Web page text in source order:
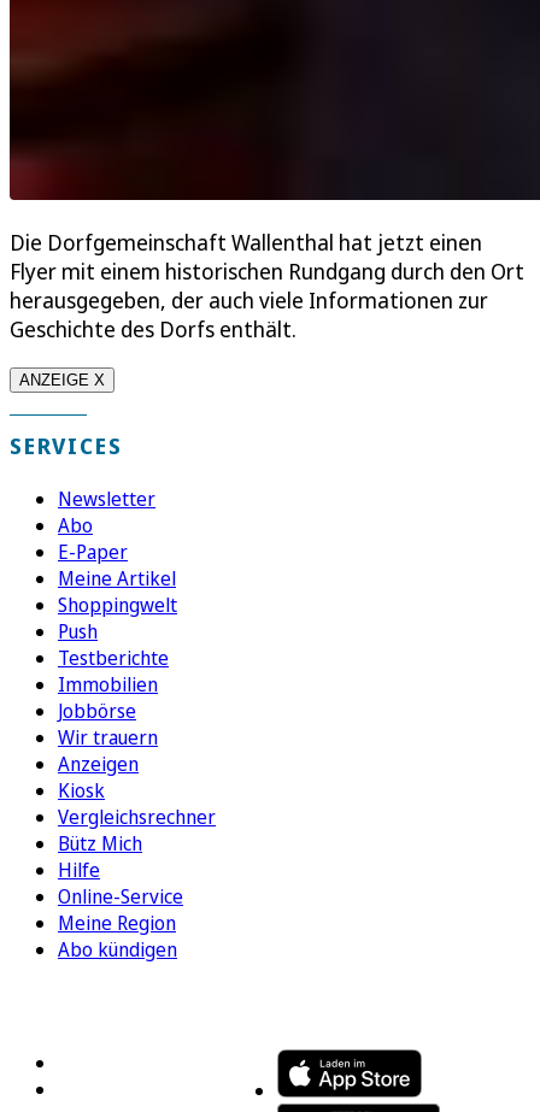
Die Dorfgemeinschaft Wallenthal hat jetzt einen
Flyer mit einem historischen Rundgang durch den Ort
herausgegeben, der auch viele Informationen zur
Geschichte des Dorfs enthält.
ANZEIGE X
SERVICES
Newsletter
Abo
E-Paper
Meine Artikel
Shoppingwelt
Push
Testberichte
Immobilien
Jobbörse
Wir trauern
Anzeigen
Kiosk
Vergleichsrechner
Bütz Mich
Hilfe
Online-Service
Meine Region
Abo kündigen